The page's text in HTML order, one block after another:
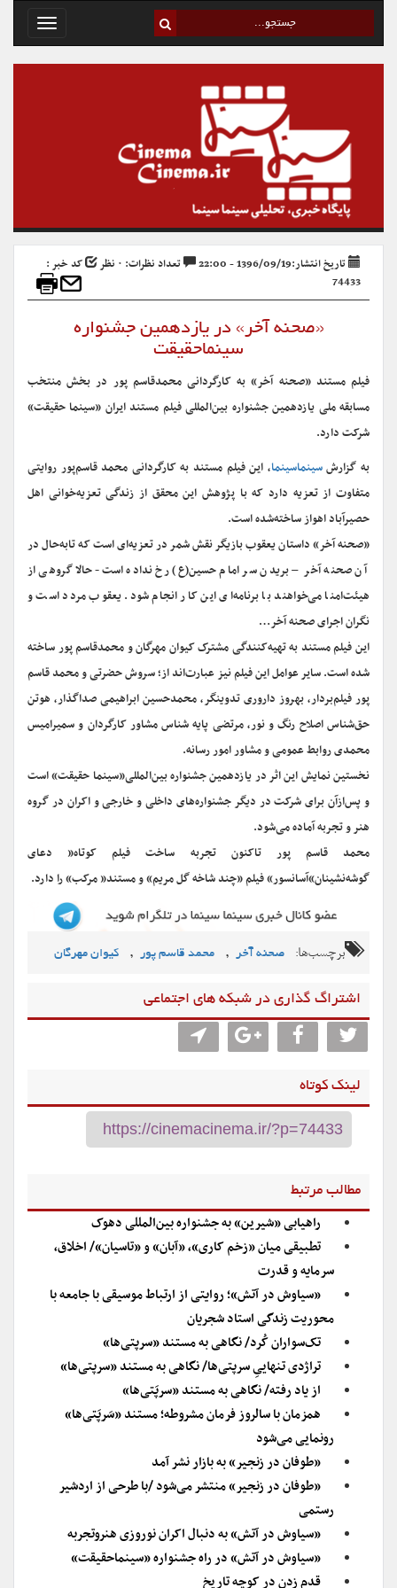
Toggle
تاریخ انتشار:1396/09/19 - 22:00 تعداد نظرات: ۰ نظر
کد خبر :
74433
«صحنه آخر» در یازدهمین جشنواره
سینماحقیقت
فیلم مستند «صحنه آخر» به کارگردانی محمدقاسم پور در بخش منتخب
مسابقه ملی یازدهمین جشنواره بین‌المللی فیلم مستند ایران «سینما حقیقت»
شرکت دارد.
به گزارشسینماسینما، این فیلم مستند به کارگردانی محمد قاسم‌پور روایتی
متفاوت از تعزیه دارد که با پژوهش این محقق از زندگی تعزیه‌خوانی اهل
حصیرآباد اهواز ساخته‌شده است.
«صحنه آخر» داستان یعقوب بازیگر نقش شمر در تعزیه‌ای است که تابه‌حال در
آن صحنه آخر – بریدن سر امام حسین(ع) رخ نداده است- حالا گروهی از
هیئت‌امنا می‌خواهند با برنامه‌ای این کار انجام شود. یعقوب مردد است و
نگران اجرای صحنه آخر…
این فیلم مستند به تهیه‌کنندگی مشترک کیوان مهرگان و محمدقاسم پور ساخته
شده است. سایر عوامل این فیلم نیز عبارت‌اند از؛ سروش حضرتی و محمد قاسم
پور فیلم‌بردار، بهروز داروری تدوینگر، محمدحسین ابراهیمی صداگذار، هوتن
حق‌شناس اصلاح رنگ و نور، مرتضی پایه شناس مشاور کارگردان و سمیرامیس
محمدی روابط عمومی و مشاور امور رسانه.
نخستین نمایش این اثر در یازدهمین جشنواره بین‌المللی«سینما حقیقت» است
و پس‌ازآن برای شرکت در دیگر جشنواره‌های داخلی و خارجی و اکران در گروه
هنر و تجربه آماده می‌شود.
محمد قاسم پور تاکنون تجربه ساخت فیلم کوتاه« دعای
گوشه‌نشینان»آسانسور» فیلم «چند شاخه گل مریم» و مستند« مرکب» را دارد.
برچسب‌ها: صحنه آخر , محمد قاسم پور , کیوان مهرگان
اشتراگ گذاری در شبکه های اجتماعی
لینک کوتاه
مطالب مرتبط
راهیابی «شیرین» به جشنواره بین‌المللی دهوک
تطبیقی میان «زخم کاری»، «آبان» و «تاسیان»/ اخلاق،
سرمایه و قدرت
«سیاوش در آتش»؛ روایتی از ارتباط موسیقی با جامعه با
محوریت زندگی استاد شجریان
تک‌سواران کُرد/ نگاهی به مستند «سرپتی‌ها»
تراژدی تنهاییِ سرپتی‌ها/ نگاهی به مستند «سرپتی‌ها»
از یاد رفته/ نگاهی به مستند «سرپَتی‌ها»
همزمان با سالروز فرمان مشروطه؛ مستند «سَرپَتی‌ها»
رونمایی می‌شود
«طوفان در زنجیر» به بازار نشر آمد
«طوفان در زنجیر» منتشر می‌شود /با طرحی از اردشیر
رستمی
«سیاوش در آتش» به دنبال اکران نوروزی هنروتجربه
«سیاوش در آتش» در راه جشنواره «سینماحقیقت»
قدم زدن در کوچه تاریخ